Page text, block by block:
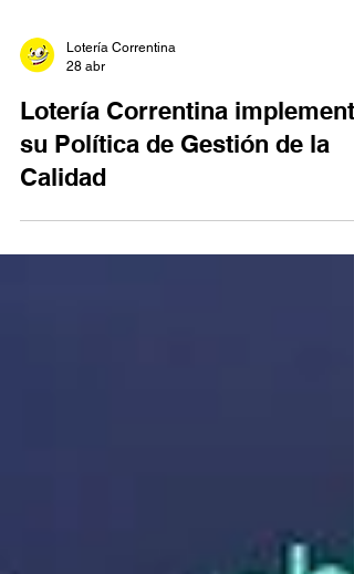
28 abr
Lotería Correntina implementa
su Política de Gestión de la
Calidad